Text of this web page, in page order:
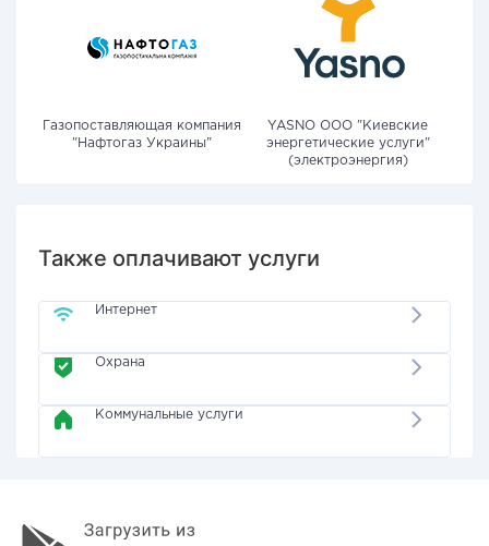
Газопоставляющая компания
"Нафтогаз Украины"
YASNO OOO "Киевские
энергетические услуги"
(электроэнергия)
Также оплачивают услуги
Интернет
Охрана
Коммунальные услуги